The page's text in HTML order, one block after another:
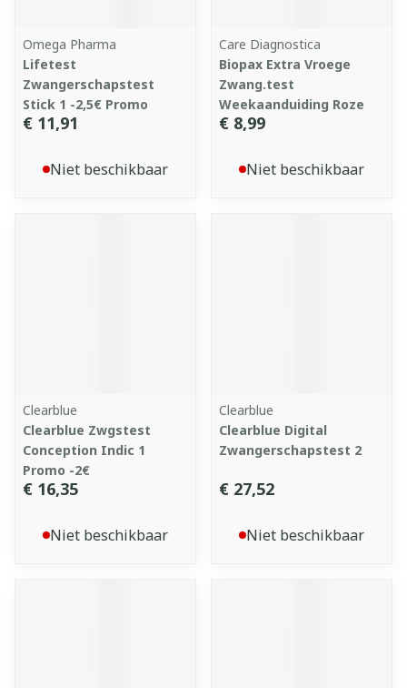
Omega Pharma
Lifetest
Zwangerschapstest
Stick 1 -2,5€ Promo
€ 11,91
Niet beschikbaar
Care Diagnostica
Biopax Extra Vroege
Zwang.test
Weekaanduiding Roze
€ 8,99
Niet beschikbaar
Clearblue
Clearblue Zwgstest
Conception Indic 1
Promo -2€
€ 16,35
Niet beschikbaar
Clearblue
Clearblue Digital
Zwangerschapstest 2
€ 27,52
Niet beschikbaar